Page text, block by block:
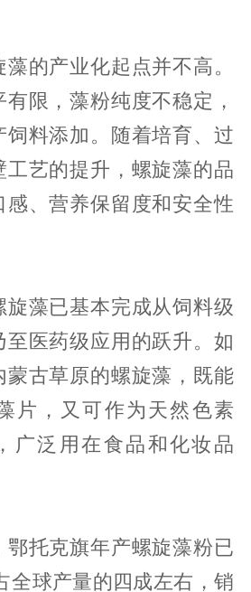
的产业化起点并不高。
限，藻粉纯度不稳定，
饲料添加。随着培育、过
艺的提升，螺旋藻的品
感、营养保留度和安全性
藻已基本完成从饲料级
至医药级应用的跃升。如
蒙古草原的螺旋藻，既能
片，又可作为天然色素
广泛用在食品和化妆品
托克旗年产螺旋藻粉已
全球产量的四成左右，销